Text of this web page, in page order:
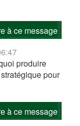
à ce message
produire
pour
à ce message